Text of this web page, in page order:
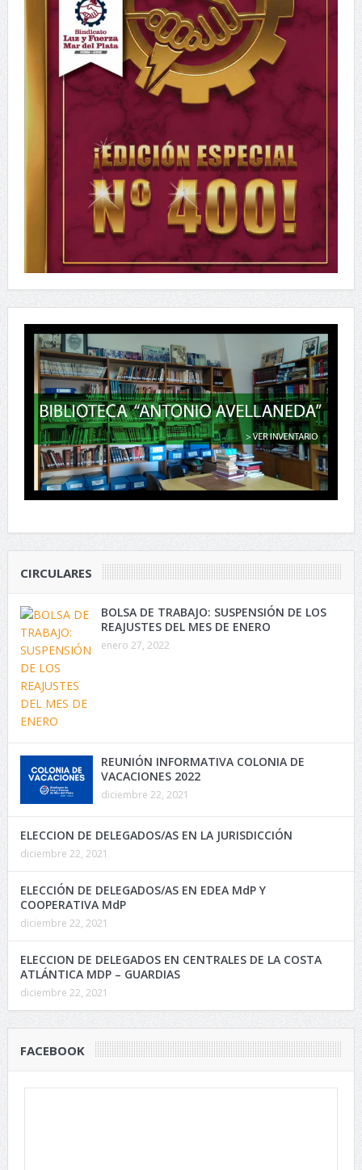
CIRCULARES
BOLSA DE TRABAJO: SUSPENSIÓN DE LOS
REAJUSTES DEL MES DE ENERO
enero 27, 2022
REUNIÓN INFORMATIVA COLONIA DE
VACACIONES 2022
diciembre 22, 2021
ELECCION DE DELEGADOS/AS EN LA JURISDICCIÓN
diciembre 22, 2021
ELECCIÓN DE DELEGADOS/AS EN EDEA MdP Y
COOPERATIVA MdP
diciembre 22, 2021
ELECCION DE DELEGADOS EN CENTRALES DE LA COSTA
ATLÁNTICA MDP – GUARDIAS
diciembre 22, 2021
FACEBOOK